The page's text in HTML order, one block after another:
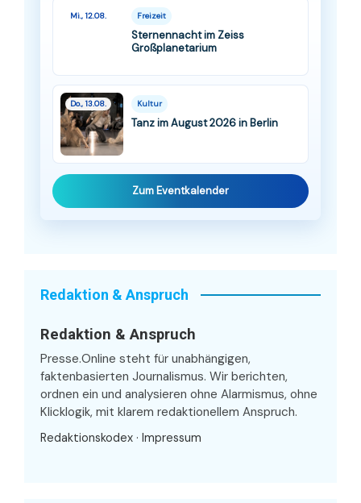
Mi., 12.08. Freizeit
Sternennacht im Zeiss
Großplanetarium
Do., 13.08. Kultur
Tanz im August 2026 in Berlin
Zum Eventkalender
Redaktion & Anspruch
Redaktion & Anspruch
Presse.Online steht für unabhängigen,
faktenbasierten Journalismus. Wir berichten,
ordnen ein und analysieren ohne Alarmismus, ohne
Klicklogik, mit klarem redaktionellem Anspruch.
Redaktionskodex · Impressum